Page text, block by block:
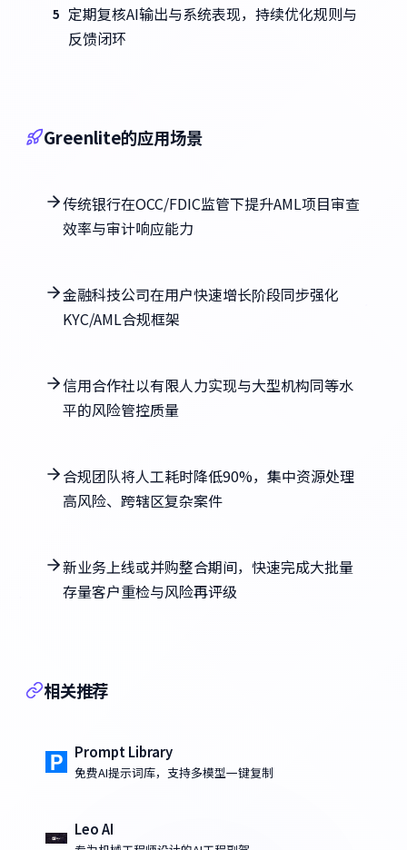
5 定期复核AI输出与系统表现，持续优化规则与
反馈闭环
Greenlite的应用场景
传统银行在OCC/FDIC监管下提升AML项目审查
效率与审计响应能力
金融科技公司在用户快速增长阶段同步强化
KYC/AML合规框架
信用合作社以有限人力实现与大型机构同等水
平的风险管控质量
合规团队将人工耗时降低90%，集中资源处理
高风险、跨辖区复杂案件
新业务上线或并购整合期间，快速完成大批量
存量客户重检与风险再评级
相关推荐
Prompt Library
免费AI提示词库，支持多模型一键复制
Leo AI